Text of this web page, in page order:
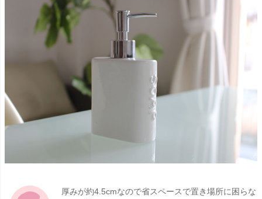
厚みが約4.5cmなので省スペースで置き場所に困らな